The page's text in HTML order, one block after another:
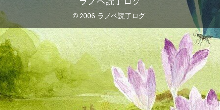
© 2006 ラノベ読了ログ.